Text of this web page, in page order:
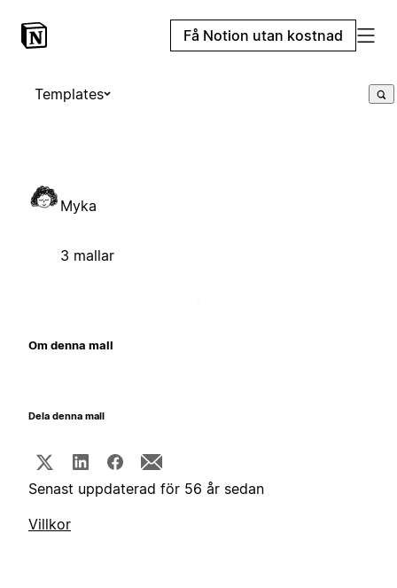
Få Notion utan kostnad
Templates
Myka
3 mallar
Om denna mall
Dela denna mall
Senast uppdaterad för 56 år sedan
Villkor